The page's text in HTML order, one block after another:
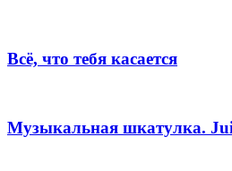
Всё, что тебя касается
Музыкальная шкатулка.